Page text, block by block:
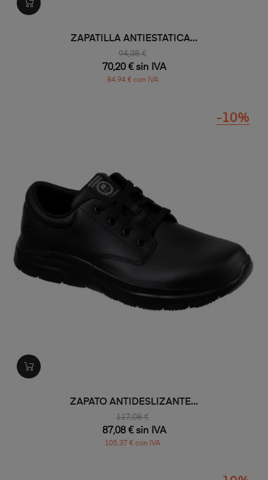
ZAPATILLA ANTIESTATICA...
94,38 €
70,20 € sin IVA
84,94 € con IVA
ZAPATO ANTIDESLIZANTE...
117,08 €
-10%
87,08 € sin IVA
105,37 € con IVA